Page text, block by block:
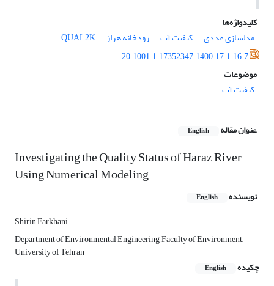
کلیدواژه‌ها
مدلسازی عددی
کیفیت آب رودخانه هراز
QUAL2K
20.1001.1.17352347.1400.17.1.16.7
موضوعات
کیفیت آب
عنوان مقاله English
Investigating the Quality Status of Haraz River
Using Numerical Modeling
نویسنده English
Shirin Farkhani
Department of Environmental Engineering, Faculty of Environment,
University of Tehran
چکیده
English